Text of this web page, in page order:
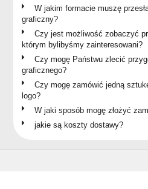
W jakim formacie muszę
graficzny?
Czy jest możliwość zobaczyć
którym bylibyśmy zainteresowani?
Czy mogę Państwu zlecić
graficznego?
Czy mogę zamówić jedną
logo?
W jaki sposób mogę złożyć
jakie są koszty dostawy?